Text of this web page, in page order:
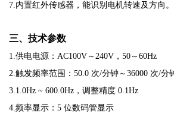
7.内置红外传感器，能识别电机转速及方向。
三、技术参数
1.供电电源：AC100V～240V，50～60Hz
2.触发频率范围：50.0 次/分钟～36000 次/分
3.1.0Hz ~ 600.0Hz，调整精度 0.1Hz
4.频率显示：5 位数码管显示